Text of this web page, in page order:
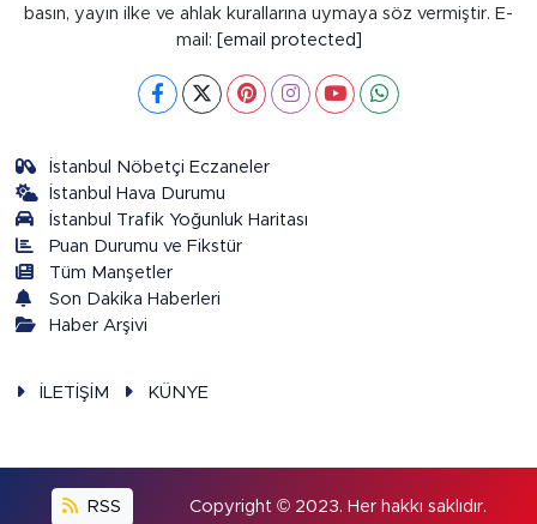
basın, yayın ilke ve ahlak kurallarına uymaya söz vermiştir. E-
mail: [email protected]
İstanbul Nöbetçi Eczaneler
İstanbul Hava Durumu
İstanbul Trafik Yoğunluk Haritası
Puan Durumu ve Fikstür
Tüm Manşetler
Son Dakika Haberleri
Haber Arşivi
İLETİŞİM KÜNYE
RSS Copyright © 2023. Her hakkı saklıdır.